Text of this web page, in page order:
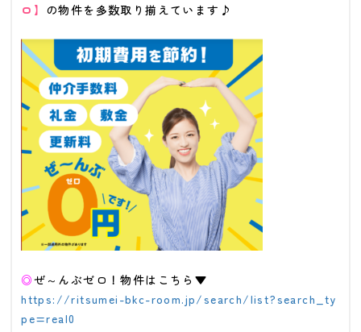
ロ】 の物件を多数取り揃えています♪
◎ぜ～んぶゼロ！物件はこちら▼
https://ritsumei-bkc-room.jp/search/list?search_ty
pe=real0